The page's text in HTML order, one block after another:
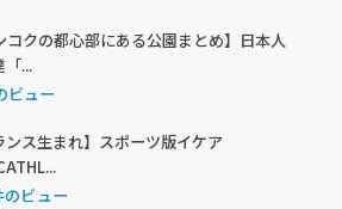
コクの都心部にある公園まとめ】日本人
「...
ビュー
ンス生まれ】スポーツ版イケア
のビュー